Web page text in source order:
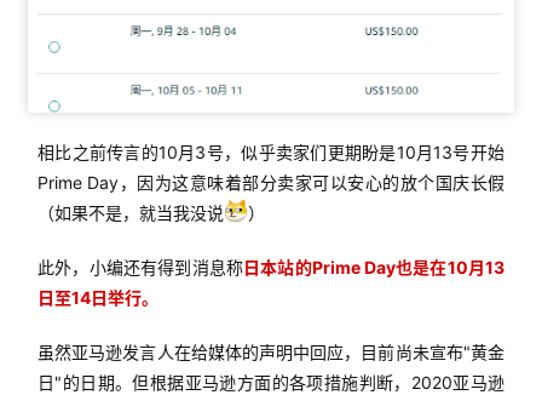
相比之前传言的10月3号，似乎卖家们更期盼是10月13号开始
Prime Day，因为这意味着部分卖家可以安心的放个国庆长假
（如果不是，就当我没说
）
此外，小编还有得到消息称日本站的Prime Day也是在10月13
日至14日举行。
虽然亚马逊发言人在给媒体的声明中回应，目前尚未宣布"黄金
日"的日期。但根据亚马逊方面的各项措施判断，2020亚马逊